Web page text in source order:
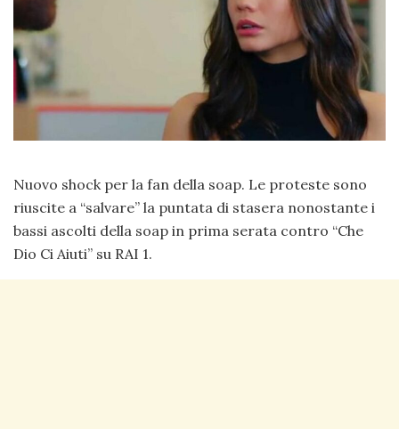
Nuovo shock per la fan della soap. Le proteste sono
riuscite a “salvare” la puntata di stasera nonostante i
bassi ascolti della soap in prima serata contro “Che
Dio Ci Aiuti” su RAI 1.